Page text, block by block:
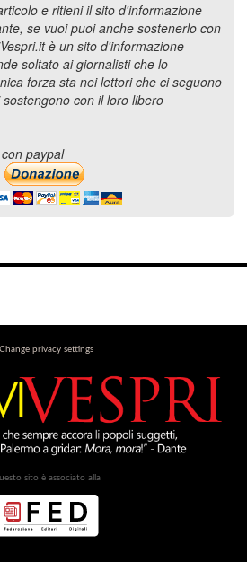
e ritieni il sito d'informazione
se vuoi puoi anche sostenerlo con
è un sito d'informazione
soltato ai giornalisti che lo
forza sta nei lettori che ci seguono
con il loro libero
paypal
Change privacy settings
sito è associato alla